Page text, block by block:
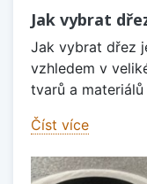
Jak vybrat
Jak vybrat dřez
vzhledem v
tvarů a materiálů
Číst více